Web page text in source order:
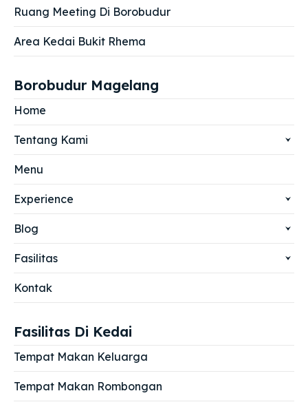
Ruang Meeting Di Borobudur
Area Kedai Bukit Rhema
Borobudur Magelang
Home
Tentang Kami
Menu
Experience
Blog
Fasilitas
Kontak
Fasilitas Di Kedai
Tempat Makan Keluarga
Tempat Makan Rombongan